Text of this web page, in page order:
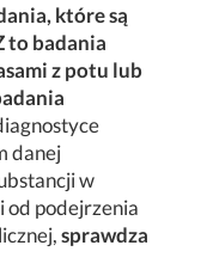
które są
to badania
z potu lub
danej
w
od podejrzenia
sprawdza